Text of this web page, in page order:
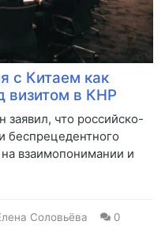
с Китаем как
визитом в КНР
что российско-
беспрецедентного
взаимопонимании и
Соловьёва 0